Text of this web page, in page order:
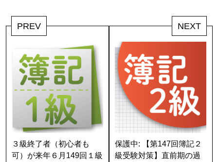
PREV
３級終了者（初心者も
可）が来年６月149回１級
NEXT
保護中: 【第147回簿記２
級受験対策】直前期の過